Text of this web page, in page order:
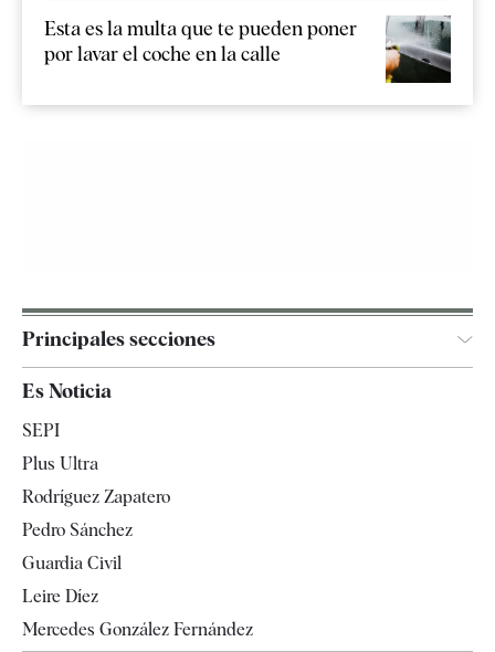
Esta es la multa que te pueden poner
por lavar el coche en la calle
Principales secciones
España
Televisión
Es Noticia
SEPI
Plus Ultra
Rodríguez Zapatero
Pedro Sánchez
Guardia Civil
Leire Díez
Mercedes González Fernández